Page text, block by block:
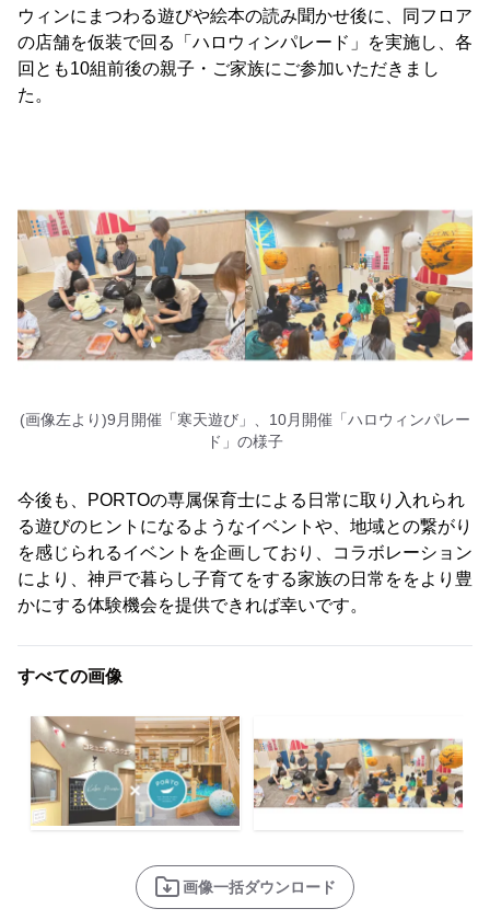
ウィンにまつわる遊びや絵本の読み聞かせ後に、同フロア
の店舗を仮装で回る「ハロウィンパレード」を実施し、各
回とも10組前後の親子・ご家族にご参加いただきまし
た。
(画像左より)9月開催「寒天遊び」、10月開催「ハロウィンパレー
ド」の様子
今後も、PORTOの専属保育士による日常に取り入れられ
る遊びのヒントになるようなイベントや、地域との繋がり
を感じられるイベントを企画しており、コラボレーション
により、神戸で暮らし子育てをする家族の日常ををより豊
かにする体験機会を提供できれば幸いです。
すべての画像
画像一括ダウンロード